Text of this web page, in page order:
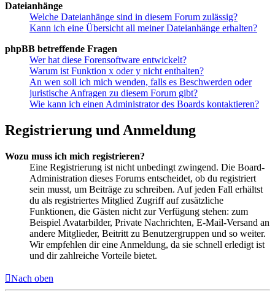
Dateianhänge
Welche Dateianhänge sind in diesem Forum zulässig?
Kann ich eine Übersicht all meiner Dateianhänge erhalten?
phpBB betreffende Fragen
Wer hat diese Forensoftware entwickelt?
Warum ist Funktion x oder y nicht enthalten?
An wen soll ich mich wenden, falls es Beschwerden oder
juristische Anfragen zu diesem Forum gibt?
Wie kann ich einen Administrator des Boards kontaktieren?
Registrierung und Anmeldung
Wozu muss ich mich registrieren?
Eine Registrierung ist nicht unbedingt zwingend. Die Board-
Administration dieses Forums entscheidet, ob du registriert
sein musst, um Beiträge zu schreiben. Auf jeden Fall erhältst
du als registriertes Mitglied Zugriff auf zusätzliche
Funktionen, die Gästen nicht zur Verfügung stehen: zum
Beispiel Avatarbilder, Private Nachrichten, E-Mail-Versand an
andere Mitglieder, Beitritt zu Benutzergruppen und so weiter.
Wir empfehlen dir eine Anmeldung, da sie schnell erledigt ist
und dir zahlreiche Vorteile bietet.
Nach oben